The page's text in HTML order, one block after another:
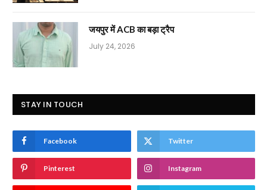
जयपुर में ACB का बड़ा ट्रैप
July 24, 2026
STAY IN TOUCH
Facebook Twitter
Pinterest Instagram